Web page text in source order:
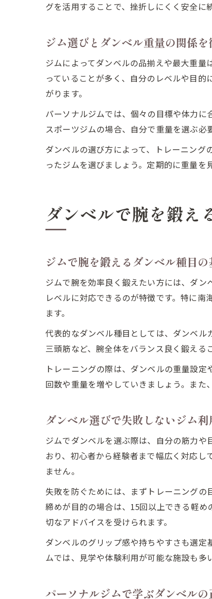
グを活用することで、挫折しにくく安全に
ジム選びとダンベル重量の関係
ジムによってダンベルの品揃えや最大重
っていることが多く、自分のレベルや目
がります。
パーソナルジムでは、個々の目標や体力
スポーツジムの場合、自分で重量を選ぶ必
ダンベルの選び方によって、トレーニン
ったジムを選びましょう。定期的に重量を
ダンベルで腕を鍛え
ジムで腕を鍛えるダンベル種目の
ジムで腕を効率良く鍛えたい方には、ダ
レベルに対応できるのが特徴です。特に
ます。
代表的なダンベル種目としては、ダンベ
三頭筋など、腕全体をバランス良く鍛える
トレーニングの際は、ダンベルの重量設
回数や重量を増やしていきましょう。また
ダンベル選びで失敗しないジム利
ジムでダンベルを選ぶ際は、自分の筋力
おり、初心者から経験者まで幅広く対応
ません。
失敗を防ぐためには、まずトレーニング
締めが目的の場合は、15回以上できる軽
切なアドバイスを受けられます。
ダンベルのグリップ感や持ちやすさも選
ムでは、見学や体験利用が可能な施設も多
パーソナルジムで学ぶダンベル